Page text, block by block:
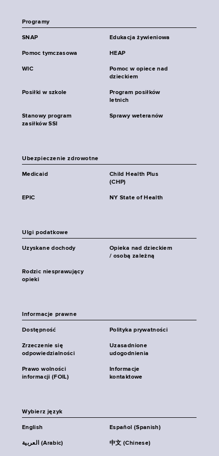
Programy
SNAP Edukacja żywieniowa
Pomoc tymczasowa HEAP
WIC
Pomoc w opiece nad
dzieckiem
Posiłki w szkole
Program posiłków
letnich
Stanowy program
zasiłków SSI
Sprawy weteranów
Ubezpieczenie zdrowotne
Medicaid
Child Health Plus
(CHP)
EPIC NY State of Health
Ulgi podatkowe
Uzyskane dochody
Opieka nad dzieckiem
/ osobą zależną
Rodzic niesprawujący
opieki
Informacje prawne
Dostępność Polityka prywatności
Zrzeczenie się
odpowiedzialności
Uzasadnione
udogodnienia
Prawo wolności
informacji (FOIL)
Informacje
kontaktowe
Wybierz język
English Español (Spanish)
العربية (Arabic) 中文 (Chinese)